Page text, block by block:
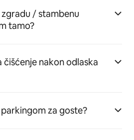
/ stambenu
tamo?
čišćenje nakon odlaska
za goste?